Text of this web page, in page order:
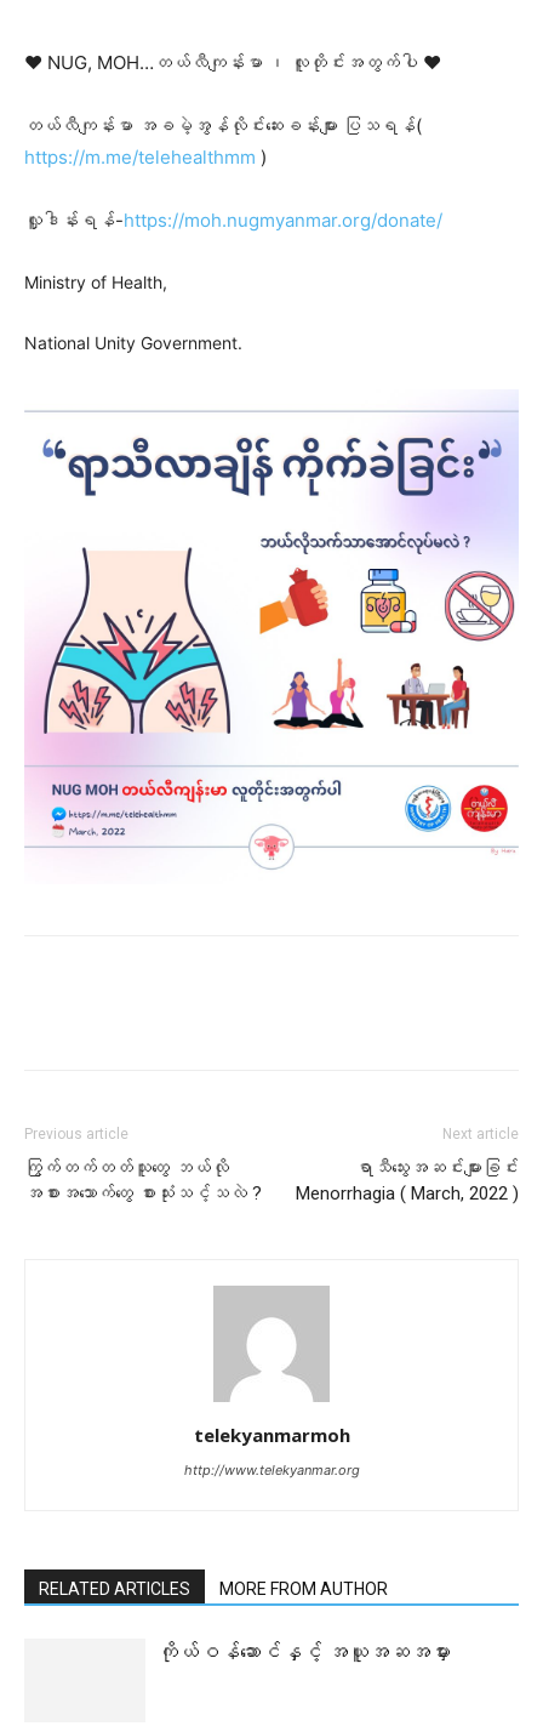
❤️ NUG, MOH…တယ်လီကျန်းမာ ၊ လူတိုင်းအတွက်ပါ ❤️
တယ်လီကျန်းမာ အခမဲ့အွန်လိုင်းဆေးခန်းများ ပြသရန်(
https://m.me/telehealthmm )
လှူဒါန်းရန်-https://moh.nugmyanmar.org/donate/
Ministry of Health,
National Unity Government.
Previous article
ကြွက်တက်တတ်သူတွေ ဘယ်လို
အစားအသောက်တွေ စားသုံးသင့်သလဲ ?
Next article
ရာသီသွေးအဆင်းများခြင်း
Menorrhagia ( March, 2022 )
telekyanmarmoh
http://www.telekyanmar.org
RELATED ARTICLES MORE FROM AUTHOR
ကိုယ်ဝန်ဆောင်နှင့် အယူအဆအမှား